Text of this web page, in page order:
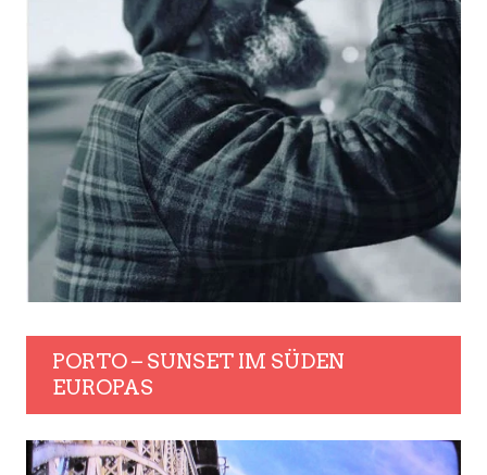
PORTO – SUNSET IM SÜDEN
EUROPAS